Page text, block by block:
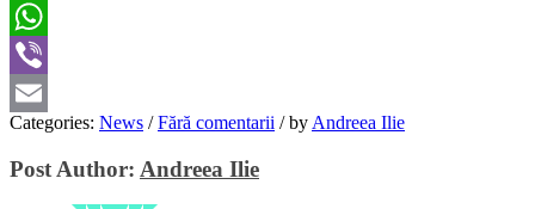
Twitter
WhatsApp
Viber
Email
Categories: News / Fără comentarii /by Andreea Ilie
Post Author: Andreea Ilie